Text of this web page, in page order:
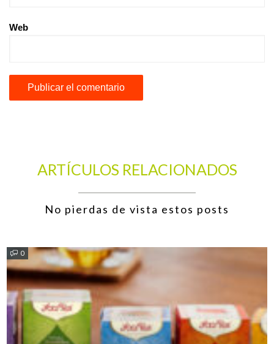
Web
ARTÍCULOS RELACIONADOS
No pierdas de vista estos posts
0